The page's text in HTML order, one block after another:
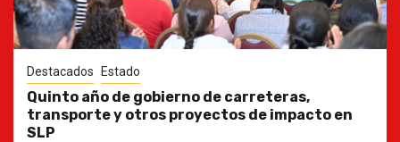
Destacados Estado
Quinto año de gobierno de carreteras,
transporte y otros proyectos de impacto en
SLP